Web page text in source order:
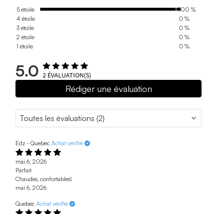
5 étoile
100 %
4 étoile
0 %
3 étoile
0 %
2 étoile
0 %
1 étoile
0 %
5.0 2 ÉVALUATION(S)
Rédiger une évaluation
Edz - Quebec Achat vérifié
mai 6, 2026
Parfait
Chaudes, confortables!
mai 6, 2026
Quebec Achat vérifié